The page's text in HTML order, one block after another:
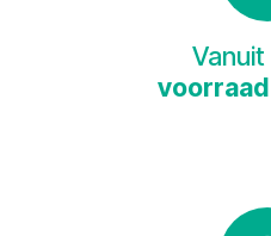
Vanuit
voorraad